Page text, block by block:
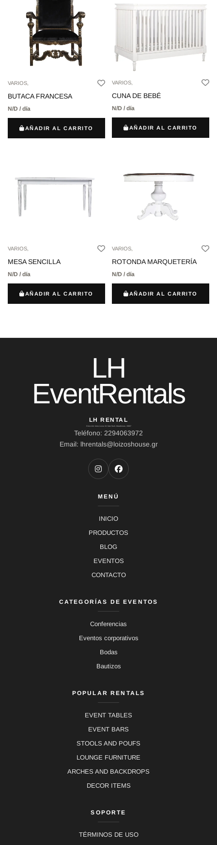
VARIOS,
BUTACA FRANCESA
N/D / día
AÑADIR AL CARRITO
VARIOS,
CUNA DE BEBÉ
N/D / día
AÑADIR AL CARRITO
VARIOS,
MESA SENCILLA
N/D / día
AÑADIR AL CARRITO
VARIOS,
ROTONDA MARQUETERÍA
N/D / día
AÑADIR AL CARRITO
LH
EventRentals
LH RENTAL
Dirección: Ierou Loxou 10, Kato Souli, Marathonas, 19007
Teléfono: 2294063972
Email: lhrentals@loizoshouse.gr
MENÚ
INICIO
PRODUCTOS
BLOG
EVENTOS
CONTACTO
CATEGORÍAS DE EVENTOS
Conferencias
Eventos corporativos
Bodas
Bautizos
POPULAR RENTALS
EVENT TABLES
EVENT BARS
STOOLS AND POUFS
LOUNGE FURNITURE
ARCHES AND BACKDROPS
DECOR ITEMS
SOPORTE
TÉRMINOS DE USO